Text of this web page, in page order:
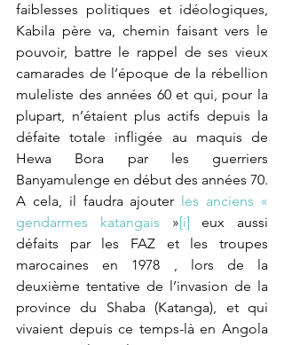
faiblesses politiques et idéologiques,
Kabila père va, chemin faisant vers le
pouvoir, battre le rappel de ses vieux
camarades de l’époque de la rébellion
muleliste des années 60 et qui, pour la
plupart, n’étaient plus actifs depuis la
défaite totale infligée au maquis de
Hewa Bora par les guerriers
Banyamulenge en début des années 70.
A cela, il faudra ajouter les anciens «
gendarmes katangais »[i] eux aussi
défaits par les FAZ et les troupes
marocaines en 1978 , lors de la
deuxième tentative de l’invasion de la
province du Shaba (Katanga), et qui
vivaient depuis ce temps-là en Angola